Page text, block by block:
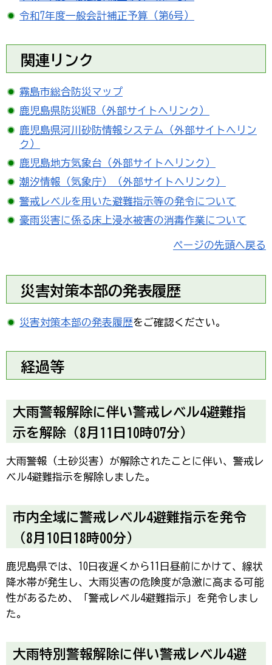
令和7年度一般会計補正予算（第6号）
関連リンク
霧島市総合防災マップ
鹿児島県防災WEB（外部サイトへリンク）
鹿児島県河川砂防情報システム（外部サイトへリン
ク）
鹿児島地方気象台（外部サイトへリンク）
潮汐情報（気象庁）（外部サイトへリンク）
警戒レベルを用いた避難指示等の発令について
豪雨災害に係る床上浸水被害の消毒作業について
ページの先頭へ戻る
災害対策本部の発表履歴
災害対策本部の発表履歴をご確認ください。
経過等
大雨警報解除に伴い警戒レベル4避難指
示を解除（8月11日10時07分）
大雨警報（土砂災害）が解除されたことに伴い、警戒レ
ベル4避難指示を解除しました。
市内全域に警戒レベル4避難指示を発令
（8月10日18時00分）
鹿児島県では、10日夜遅くから11日昼前にかけて、線状
降水帯が発生し、大雨災害の危険度が急激に高まる可能
性があるため、「警戒レベル4避難指示」を発令しまし
た。
大雨特別警報解除に伴い警戒レベル4避